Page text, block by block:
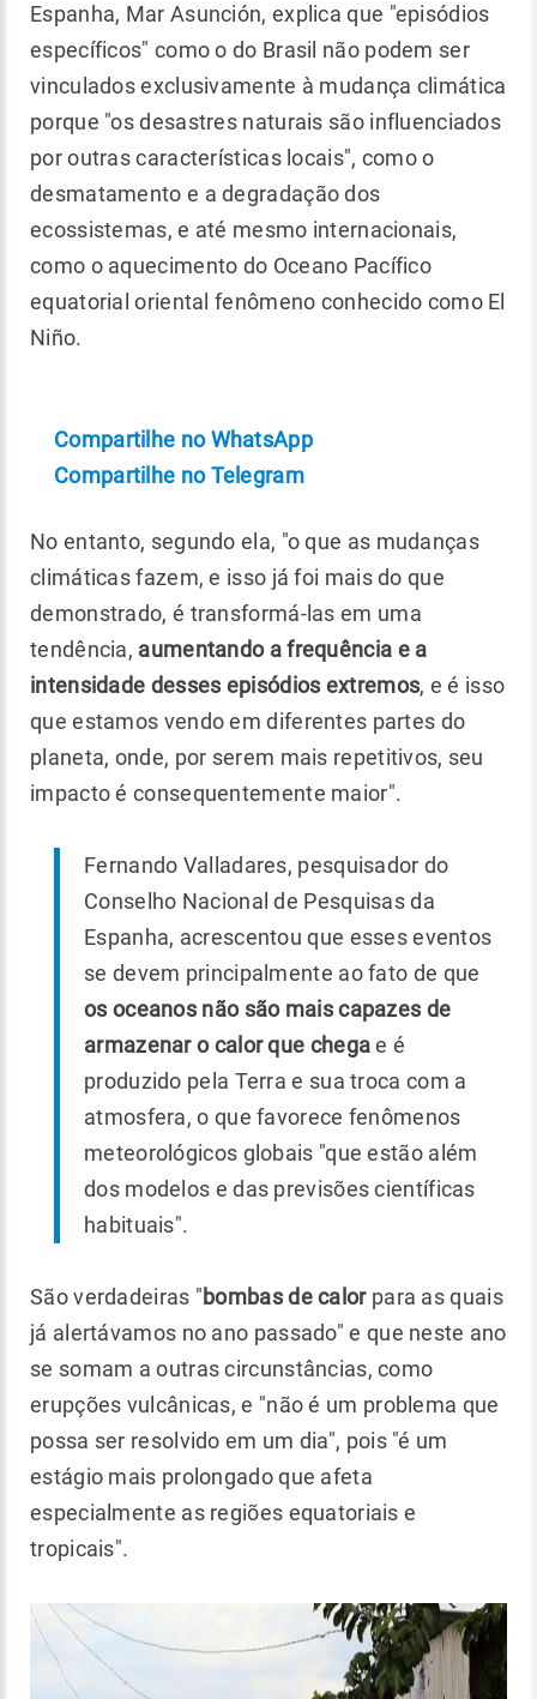
Espanha, Mar Asunción, explica que "episódios
específicos" como o do Brasil não podem ser
vinculados exclusivamente à mudança climática
porque "os desastres naturais são influenciados
por outras características locais", como o
desmatamento e a degradação dos
ecossistemas, e até mesmo internacionais,
como o aquecimento do Oceano Pacífico
equatorial oriental fenômeno conhecido como El
Niño.
Compartilhe no WhatsApp
Compartilhe no Telegram
No entanto, segundo ela, "o que as mudanças
climáticas fazem, e isso já foi mais do que
demonstrado, é transformá-las em uma
tendência, aumentando a frequência e a
intensidade desses episódios extremos, e é isso
que estamos vendo em diferentes partes do
planeta, onde, por serem mais repetitivos, seu
impacto é consequentemente maior".
Fernando Valladares, pesquisador do
Conselho Nacional de Pesquisas da
Espanha, acrescentou que esses eventos
se devem principalmente ao fato de que
os oceanos não são mais capazes de
armazenar o calor que chegae é
produzido pela Terra e sua troca com a
atmosfera, o que favorece fenômenos
meteorológicos globais "que estão além
dos modelos e das previsões científicas
habituais".
São verdadeiras "bombas de calorpara as quais
já alertávamos no ano passado" e que neste ano
se somam a outras circunstâncias, como
erupções vulcânicas, e "não é um problema que
possa ser resolvido em um dia", pois "é um
estágio mais prolongado que afeta
especialmente as regiões equatoriais e
tropicais".